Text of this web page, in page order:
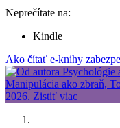
Neprečítate na:
Kindle
Ako čítať e-knihy